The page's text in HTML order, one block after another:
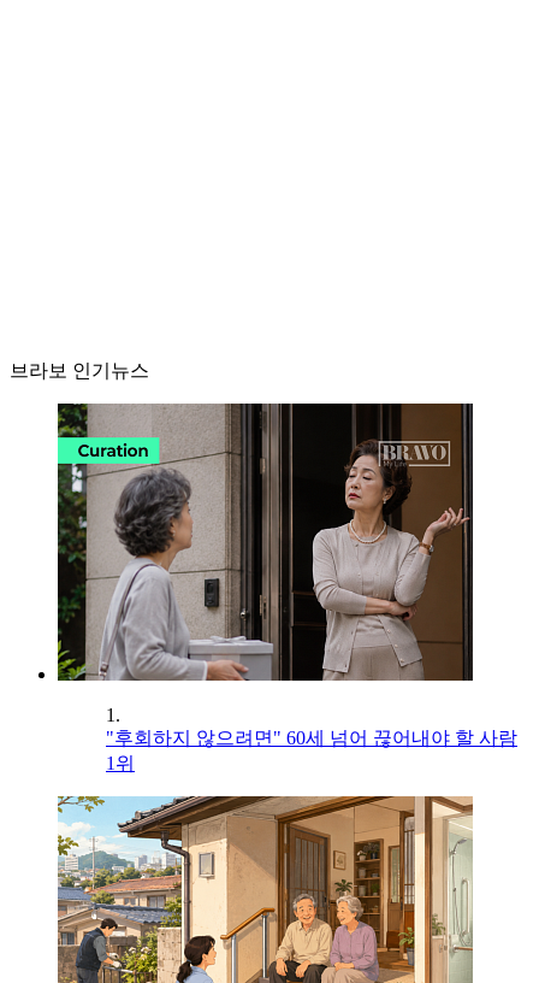
브라보 인기뉴스
1.
"후회하지 않으려면" 60세 넘어 끊어내야 할 사람
1위